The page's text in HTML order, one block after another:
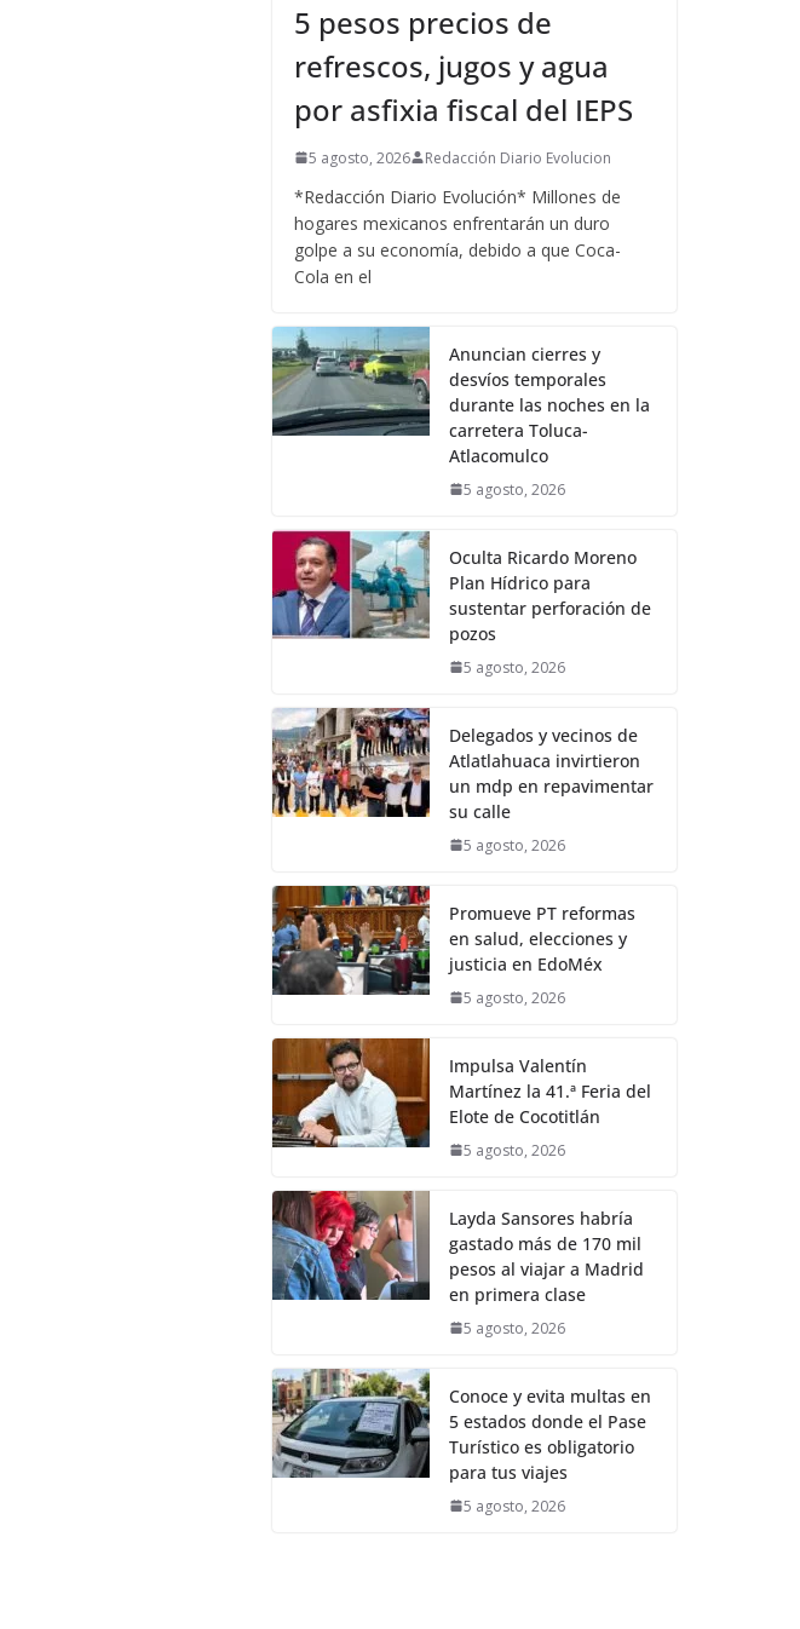
5 pesos precios de
refrescos, jugos y agua
por asfixia fiscal del IEPS
5 agosto, 2026 Redacción Diario Evolucion
*Redacción Diario Evolución* Millones de
hogares mexicanos enfrentarán un duro
golpe a su economía, debido a que Coca-
Cola en el
Anuncian cierres y
desvíos temporales
durante las noches en la
carretera Toluca-
Atlacomulco
5 agosto, 2026
Oculta Ricardo Moreno
Plan Hídrico para
sustentar perforación de
pozos
5 agosto, 2026
Delegados y vecinos de
Atlatlahuaca invirtieron
un mdp en repavimentar
su calle
5 agosto, 2026
Promueve PT reformas
en salud, elecciones y
justicia en EdoMéx
5 agosto, 2026
Impulsa Valentín
Martínez la 41.ª Feria del
Elote de Cocotitlán
5 agosto, 2026
Layda Sansores habría
gastado más de 170 mil
pesos al viajar a Madrid
en primera clase
5 agosto, 2026
Conoce y evita multas en
5 estados donde el Pase
Turístico es obligatorio
para tus viajes
5 agosto, 2026